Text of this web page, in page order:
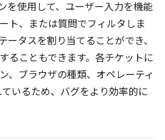
を使用して、ユーザー入力を機能
ト、または質問でフィルタしま
ータスを割り当てることができ、
ることもできます。各チケットに
、ブラウザの種類、オペレーティ
いるため、バグをより効率的に